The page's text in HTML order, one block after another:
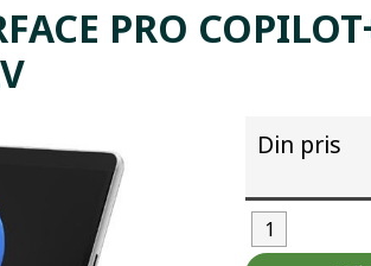
PRO
Din pris